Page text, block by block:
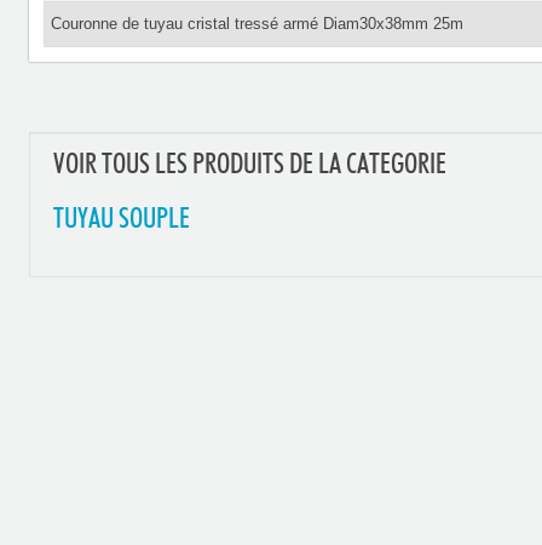
Couronne de tuyau cristal tressé armé Diam30x38mm 25m
VOIR TOUS LES PRODUITS DE LA CATEGORIE
TUYAU SOUPLE